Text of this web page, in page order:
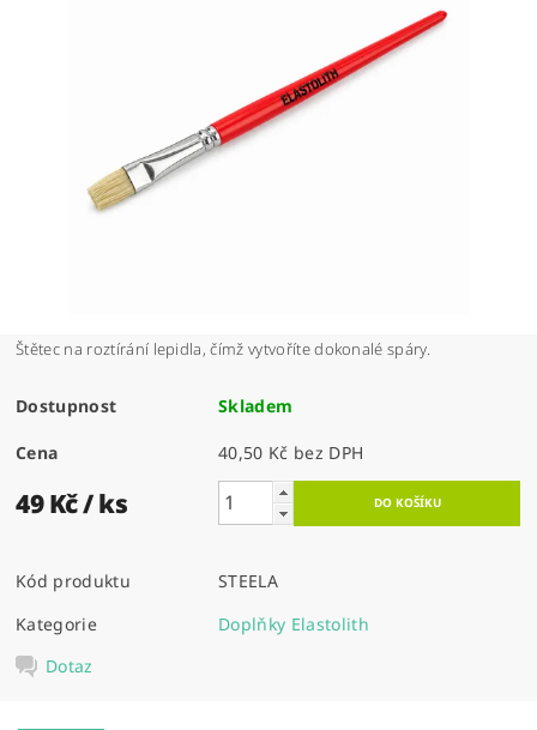
Štětec na roztírání lepidla, čímž vytvoříte dokonalé spáry.
Dostupnost Skladem
Cena 40,50 Kč bez DPH
49 Kč/ ks
Kód produktu
STEELA
Kategorie
Doplňky Elastolith
Dotaz